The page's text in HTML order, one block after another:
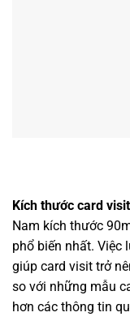
Kích thước card visit
Nam kích thước
phổ biến nhất. Việc
giúp card visit trở
so với những mẫu
hơn các thông tin